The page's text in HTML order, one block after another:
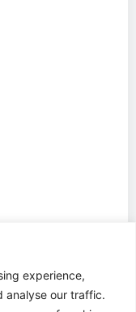
experience,
analyse our traffic.